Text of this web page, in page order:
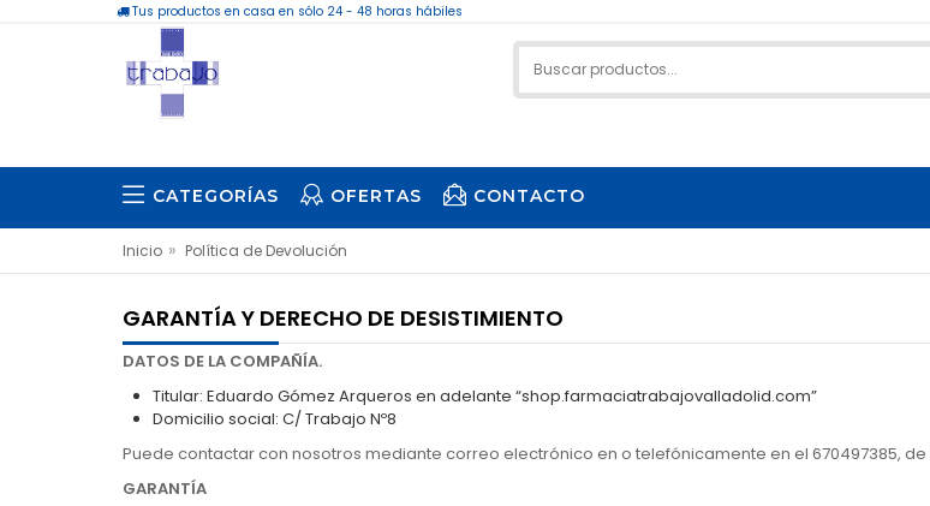
Tus productos en casa en sólo 24 - 48 horas hábiles
CATEGORÍAS OFERTAS CONTACTO
Inicio » Política de Devolución
GARANTÍA Y DERECHO DE DESISTIMIENTO
DATOS DE LA COMPAÑÍA.
Titular: Eduardo Gómez Arqueros en adelante “shop.farmaciatrabajovalladolid.com”
Domicilio social: C/ Trabajo Nº8
Puede contactar con nosotros mediante correo electrónico en o telefónicamente en el 670497385, de
GARANTÍA